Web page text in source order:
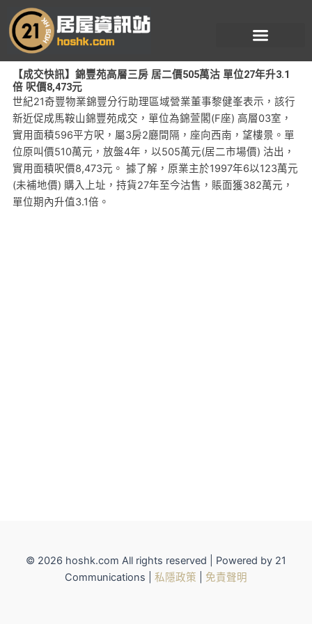
至
【成交快訊】錦豐苑高層三房 居二價505萬沽 單位27年升3.1
倍 呎價8,473元
世紀21奇豐物業錦豐分行助理區域營業董事黎健峯表示，該行
新近促成馬鞍山錦豐苑成交，單位為錦萱閣(F座) 高層03室，
實用面積596平方呎，屬3房2廳間隔，座向西南，望樓景。單
位原叫價510萬元，放盤4年，以505萬元(居二市場價) 沽出，
實用面積呎價8,473元。 據了解，原業主於1997年6以123萬元
(未補地價) 購入上址，持貨27年至今沽售，賬面獲382萬元，
單位期內升值3.1倍。
© 2026 hoshk.com All rights reserved | Powered by 21
Communications | 私隱政策 免責聲明